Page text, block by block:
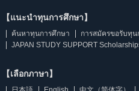
【แนะนำทุนการศึกษา】
ค้นหาทุนการศึกษา
การสมัครขอรับทุน
JAPAN STUDY SUPPORT
【เลือกภาษา】